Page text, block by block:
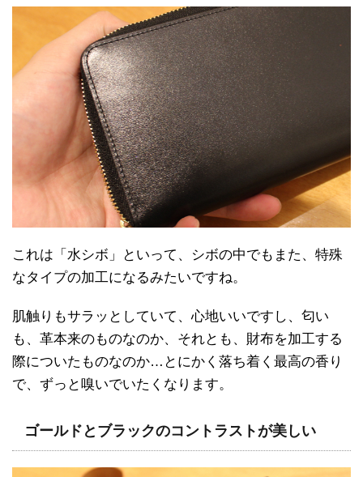
これは「水シボ」といって、シボの中でもまた、特殊
なタイプの加工になるみたいですね。
肌触りもサラッとしていて、心地いいですし、匂い
も、革本来のものなのか、それとも、財布を加工する
際についたものなのか…とにかく落ち着く最高の香り
で、ずっと嗅いでいたくなります。
ゴールドとブラックのコントラストが美しい